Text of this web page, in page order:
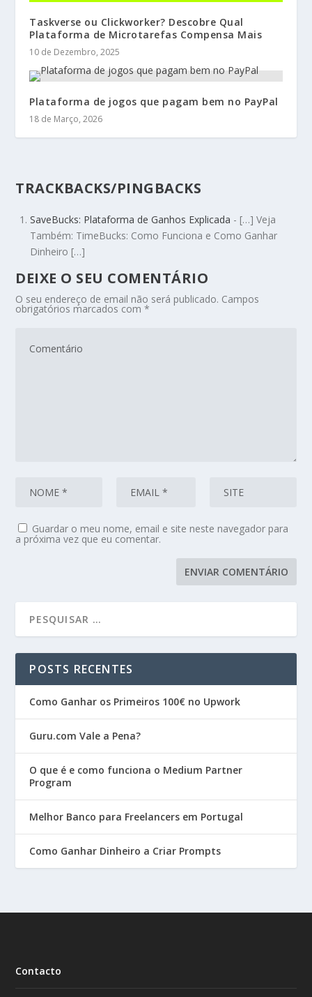
Taskverse ou Clickworker? Descobre Qual
Plataforma de Microtarefas Compensa Mais
10 de Dezembro, 2025
Plataforma de jogos que pagam bem no PayPal
18 de Março, 2026
TRACKBACKS/PINGBACKS
SaveBucks: Plataforma de Ganhos Explicada - […] Veja
Também: TimeBucks: Como Funciona e Como Ganhar
Dinheiro […]
DEIXE O SEU COMENTÁRIO
O seu endereço de email não será publicado. Campos
obrigatórios marcados com*
Guardar o meu nome, email e site neste navegador para
a próxima vez que eu comentar.
POSTS RECENTES
Como Ganhar os Primeiros 100€ no Upwork
Guru.com Vale a Pena?
O que é e como funciona o Medium Partner
Program
Melhor Banco para Freelancers em Portugal
Como Ganhar Dinheiro a Criar Prompts
Contacto